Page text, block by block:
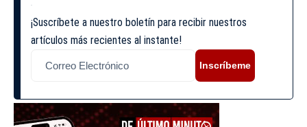
¡Suscríbete a nuestro boletín para recibir nuestros
artículos más recientes al instante!
Inscríbeme